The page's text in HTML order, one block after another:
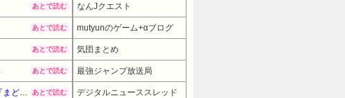
あとで読む なんJクエスト
あとで読む mutyunのゲーム+αブログ
あとで読む 気団まとめ
あとで読む 最強ジャンプ放送局
あとで読む デジタルニューススレッド